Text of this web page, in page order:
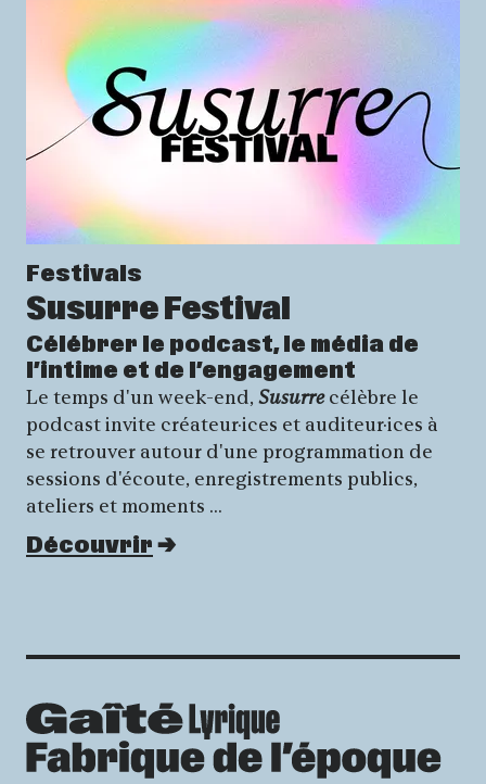
Susurre Festival
Célébrer le podcast, le média de
l’intime et de l’engagement
Le temps d'un week-end, Susurrecélèbre le
podcast invite créateur·ices et auditeur·ices à
se retrouver autour d'une programmation de
sessions d'écoute, enregistrements publics,
ateliers et moments …
Festivals
Découvrir